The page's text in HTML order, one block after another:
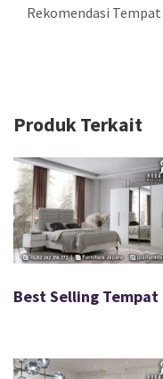
Rekomendasi
Produk Terkait